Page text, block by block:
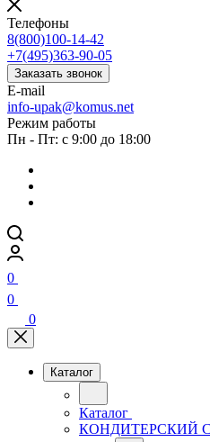
Телефоны
8(800)100-14-42
+7(495)363-90-05
Заказать звонок
E-mail
info-upak@komus.net
Режим работы
Пн - Пт: с 9:00 до 18:00
0
0
0
Каталог
Каталог
КОНДИТЕРСКИЙ